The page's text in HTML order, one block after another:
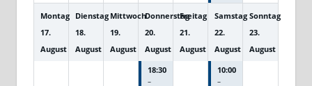
Montag
17.
August
Dienstag
18.
August
Mittwoch
19.
August
Donnerstag
20.
August
18:30
–
Freitag
21.
August
Samstag
22.
August
10:00
–
Sonntag
23.
August